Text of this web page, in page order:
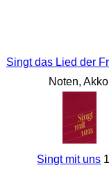
Singt das Lied der
Noten,
Singt mit uns